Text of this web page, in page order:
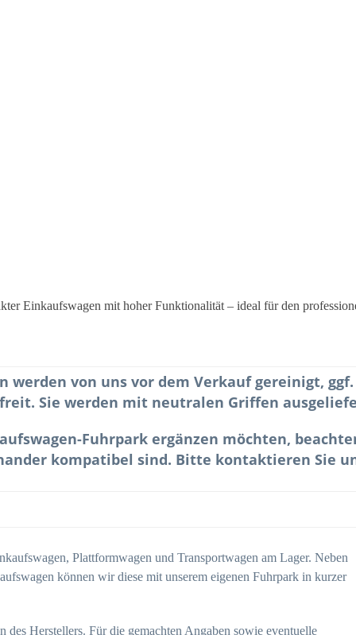
Einkaufswagen mit hoher Funktionalität – ideal für den
werden von uns vor dem Verkauf gereinigt,
Sie werden mit neutralen Griffen
Fuhrpark ergänzen möchten,
kompatibel sind. Bitte kontaktieren Sie
Plattformwagen und Transportwagen am Lager. Neben
können wir diese mit unserem eigenen Fuhrpark in kurzer
Herstellers. Für die gemachten Angaben sowie eventuelle